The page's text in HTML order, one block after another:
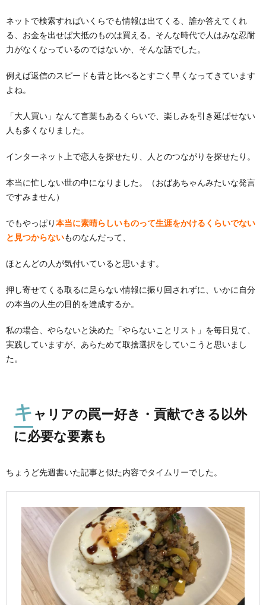
ネットで検索すればいくらでも情報は出てくる、誰か答えてくれ
る、お金を出せば大抵のものは買える。そんな時代で人はみな忍耐
力がなくなっているのではないか、そんな話でした。
例えば返信のスピードも昔と比べるとすごく早くなってきています
よね。
「大人買い」なんて言葉もあるくらいで、楽しみを引き延ばせない
人も多くなりました。
インターネット上で恋人を探せたり、人とのつながりを探せたり。
本当に忙しない世の中になりました。（おばあちゃんみたいな発言
ですみません）
でもやっぱり本当に素晴らしいものって生涯をかけるくらいでない
と見つからないものなんだって、
ほとんどの人が気付いていると思います。
押し寄せてくる取るに足らない情報に振り回されずに、いかに自分
の本当の人生の目的を達成するか。
私の場合、やらないと決めた「やらないことリスト」を毎日見て、
実践していますが、あらためて取捨選択をしていこうと思いまし
た。
キ ャリアの罠ー好き・貢献できる以外
に必要な要素も
ちょうど先週書いた記事と似た内容でタイムリーでした。